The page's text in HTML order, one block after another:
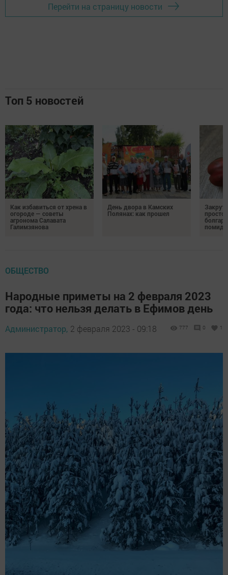
Перейти на страницу новости
Топ 5 новостей
Как избавиться от хрена в
огороде — советы
агронома Салавата
Галимзянова
День двора в Камских
Полянах: как прошел
ОБЩЕСТВО
Народные приметы на 2 февраля 2023
года: что нельзя делать в Ефимов день
Администратор, 2 февраля 2023 - 09:18 777 0 1